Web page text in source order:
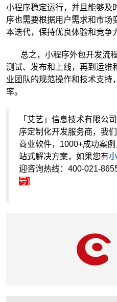
小程序稳定运行，并且能够及
序也需要根据用户需求和市场
本迭代，保持优良体验和竞争
总之，小程序外包开发流
测试、发布和上线，再到运维
业团队的规范操作和技术支持
率。
「艾艺」信息技术有限公
序定制化开发服务商，我
商业软件，1000+成功案
站式解决方案，如果您有
迎咨询热线：400-021-
号)